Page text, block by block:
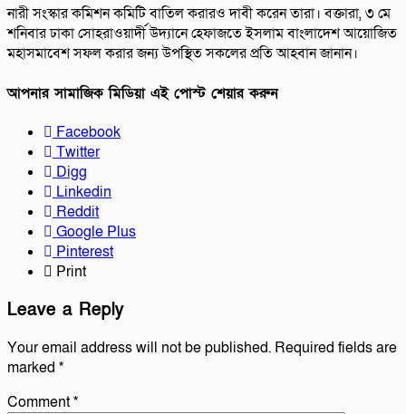
নারী সংস্কার কমিশন কমিটি বাতিল করারও দাবী করেন তারা। বক্তারা, ৩ মে
শনিবার ঢাকা সোহরাওয়ার্দী উদ্যানে হেফাজতে ইসলাম বাংলাদেশ আয়োজিত
মহাসমাবেশ সফল করার জন্য উপস্থিত সকলের প্রতি আহবান জানান।
আপনার সামাজিক মিডিয়া এই পোস্ট শেয়ার করুন
Facebook
Twitter
Digg
Linkedin
Reddit
Google Plus
Pinterest
Print
Leave a Reply
Your email address will not be published. Required fields are
marked *
Comment*